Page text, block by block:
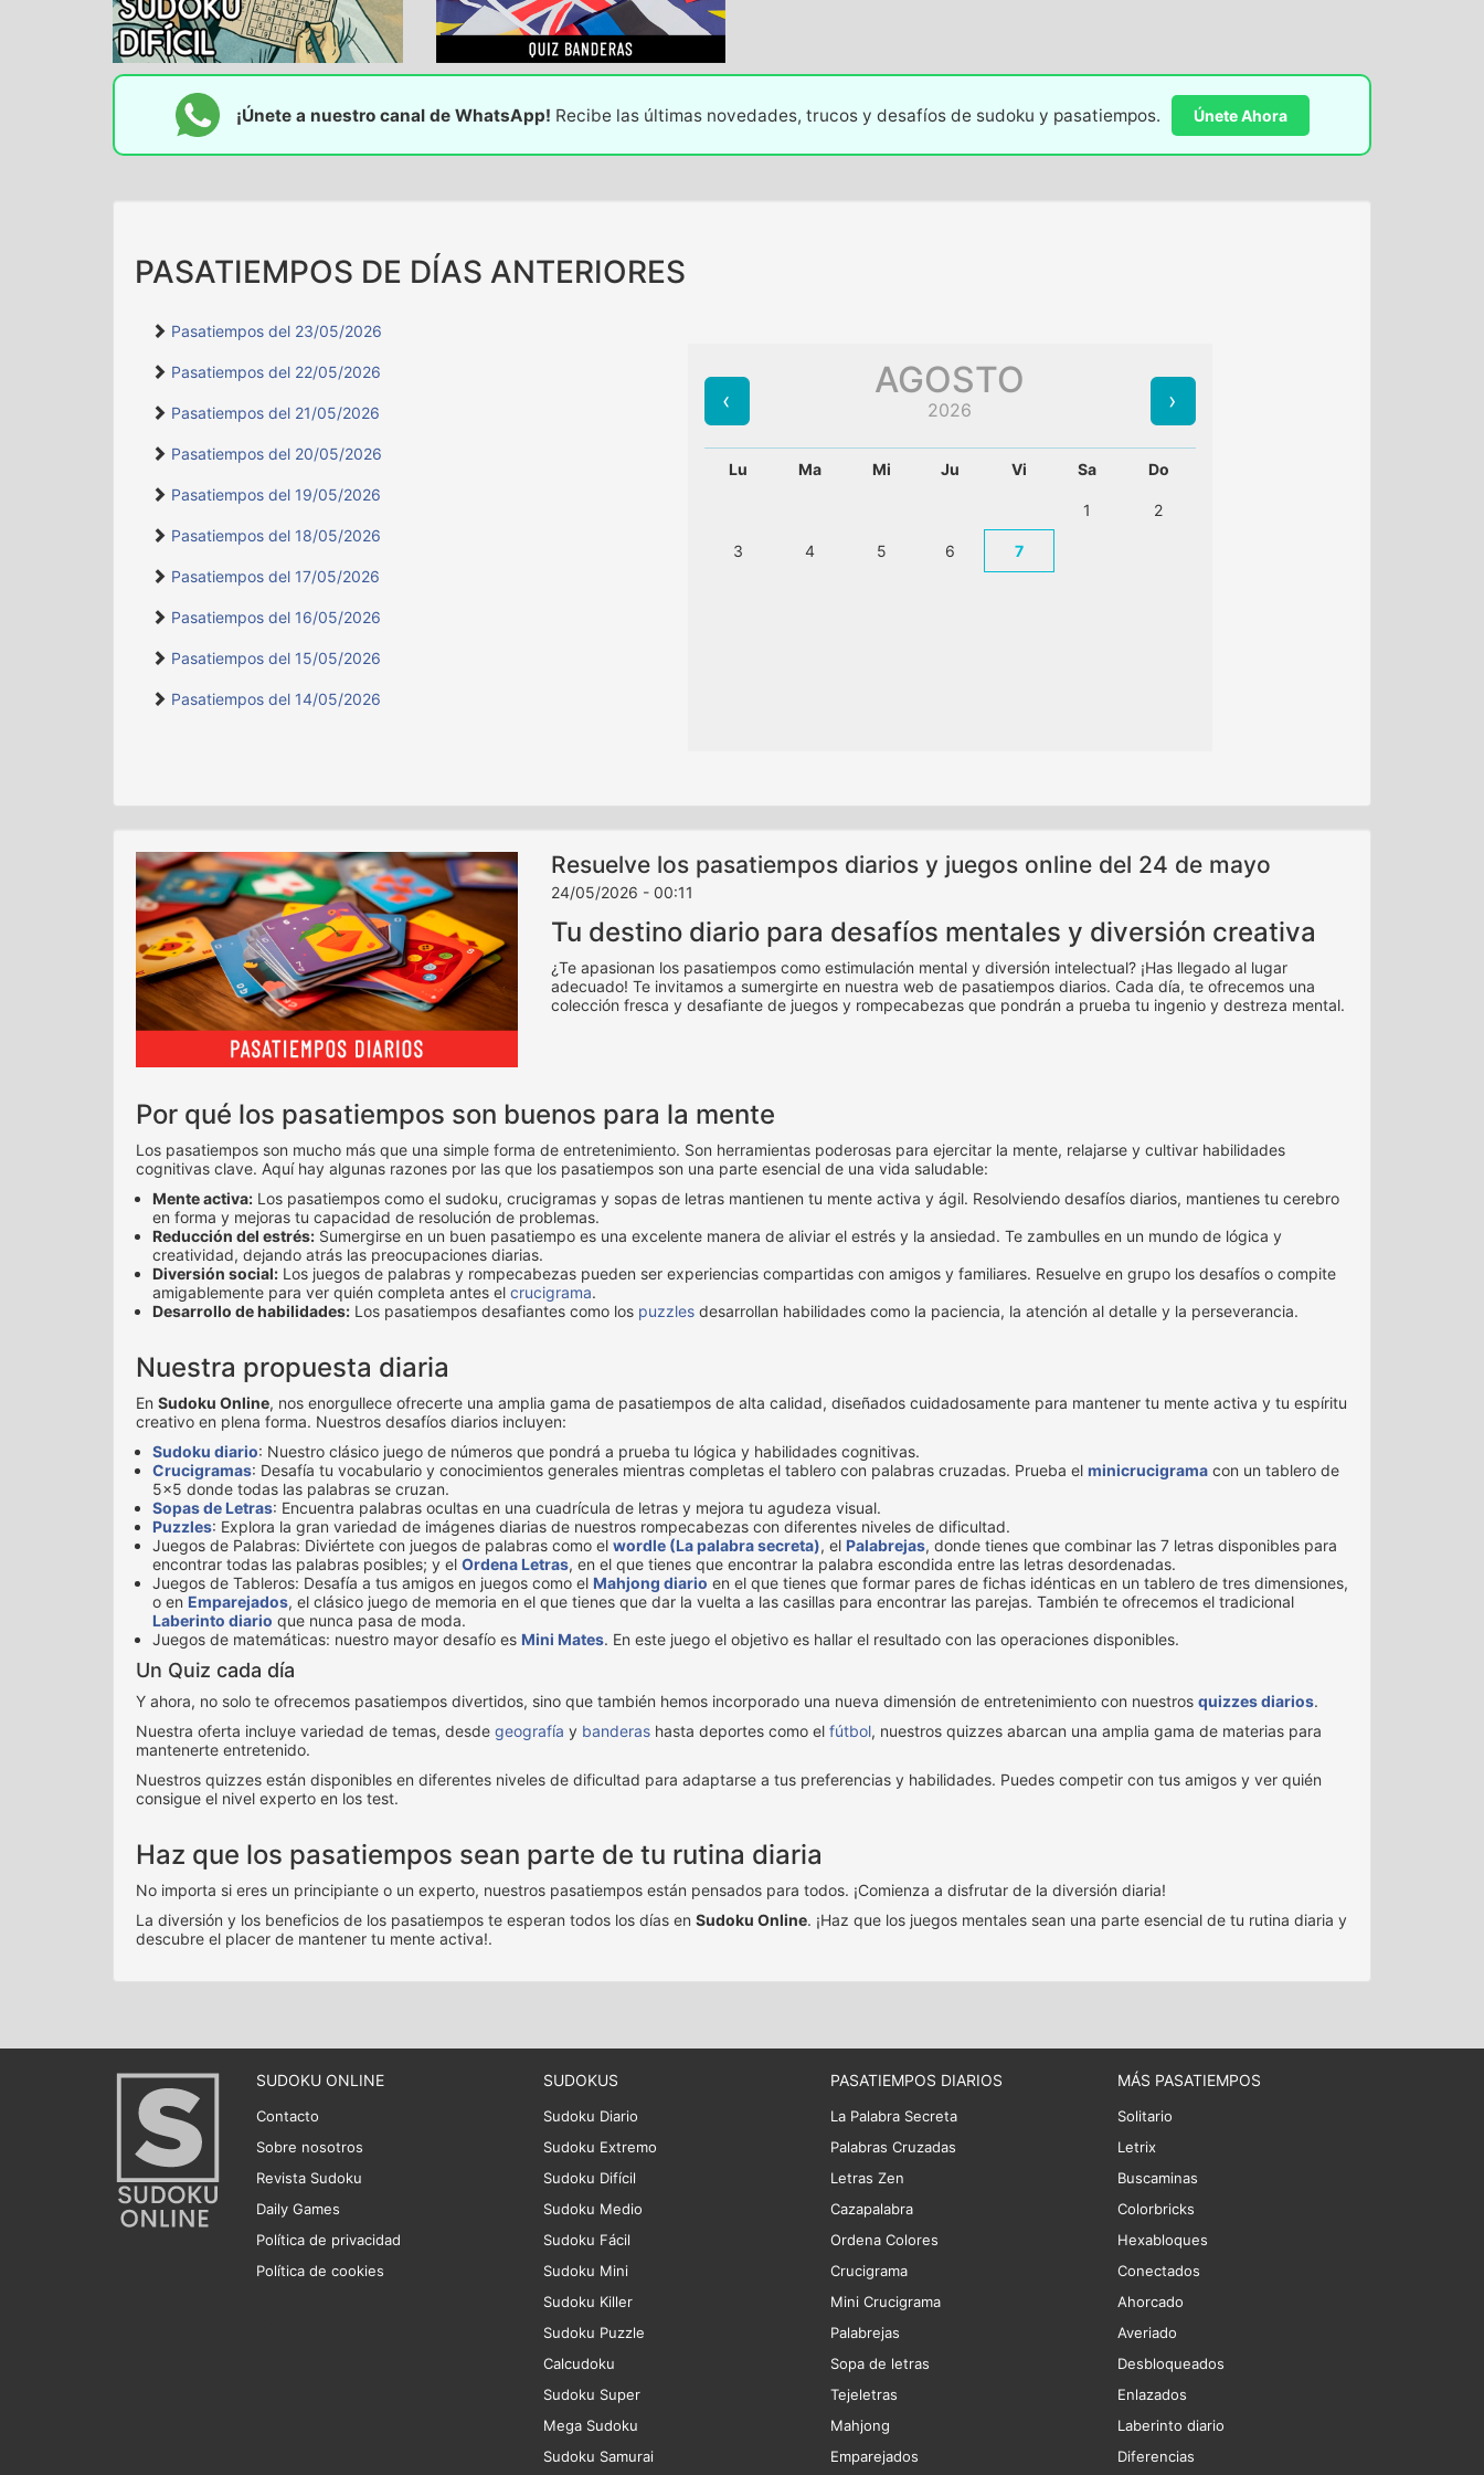
¡Únete a nuestro canal de WhatsApp! Recibe las últimas novedades, trucos y desafíos de sudoku y pasatiempos. Únete Ahora
PASATIEMPOS DE DÍAS ANTERIORES
Pasatiempos del 23/05/2026
Pasatiempos del 22/05/2026
Pasatiempos del 21/05/2026
Pasatiempos del 20/05/2026
Pasatiempos del 19/05/2026
Pasatiempos del 18/05/2026
Pasatiempos del 17/05/2026
Pasatiempos del 16/05/2026
Pasatiempos del 15/05/2026
Pasatiempos del 14/05/2026
AGOSTO
2026
Lu Ma Mi Ju Vi Sa Do
1 2
3 4 5 6 7
Resuelve los pasatiempos diarios y juegos online del 24 de mayo
24/05/2026 - 00:11
Tu destino diario para desafíos mentales y diversión creativa
¿Te apasionan los pasatiempos como estimulación mental y diversión intelectual? ¡Has llegado al lugar
adecuado! Te invitamos a sumergirte en nuestra web de pasatiempos diarios. Cada día, te ofrecemos una
colección fresca y desafiante de juegos y rompecabezas que pondrán a prueba tu ingenio y destreza mental.
Por qué los pasatiempos son buenos para la mente
Los pasatiempos son mucho más que una simple forma de entretenimiento. Son herramientas poderosas para ejercitar la mente, relajarse y cultivar habilidades
cognitivas clave. Aquí hay algunas razones por las que los pasatiempos son una parte esencial de una vida saludable:
Mente activa: Los pasatiempos como el sudoku, crucigramas y sopas de letras mantienen tu mente activa y ágil. Resolviendo desafíos diarios, mantienes tu cerebro
en forma y mejoras tu capacidad de resolución de problemas.
Reducción del estrés: Sumergirse en un buen pasatiempo es una excelente manera de aliviar el estrés y la ansiedad. Te zambulles en un mundo de lógica y
creatividad, dejando atrás las preocupaciones diarias.
Diversión social: Los juegos de palabras y rompecabezas pueden ser experiencias compartidas con amigos y familiares. Resuelve en grupo los desafíos o compite
amigablemente para ver quién completa antes el crucigrama.
Desarrollo de habilidades: Los pasatiempos desafiantes como los puzzles desarrollan habilidades como la paciencia, la atención al detalle y la perseverancia.
Nuestra propuesta diaria
En Sudoku Online, nos enorgullece ofrecerte una amplia gama de pasatiempos de alta calidad, diseñados cuidadosamente para mantener tu mente activa y tu espíritu
creativo en plena forma. Nuestros desafíos diarios incluyen:
Sudoku diario: Nuestro clásico juego de números que pondrá a prueba tu lógica y habilidades cognitivas.
Crucigramas: Desafía tu vocabulario y conocimientos generales mientras completas el tablero con palabras cruzadas. Prueba el minicrucigrama con un tablero de
5x5 donde todas las palabras se cruzan.
Sopas de Letras: Encuentra palabras ocultas en una cuadrícula de letras y mejora tu agudeza visual.
Puzzles: Explora la gran variedad de imágenes diarias de nuestros rompecabezas con diferentes niveles de dificultad.
Juegos de Palabras: Diviértete con juegos de palabras como el wordle (La palabra secreta), el Palabrejas, donde tienes que combinar las 7 letras disponibles para
encontrar todas las palabras posibles; y el Ordena Letras, en el que tienes que encontrar la palabra escondida entre las letras desordenadas.
Juegos de Tableros: Desafía a tus amigos en juegos como el Mahjong diario en el que tienes que formar pares de fichas idénticas en un tablero de tres dimensiones,
o en Emparejados, el clásico juego de memoria en el que tienes que dar la vuelta a las casillas para encontrar las parejas. También te ofrecemos el tradicional
Laberinto diario que nunca pasa de moda.
Juegos de matemáticas: nuestro mayor desafío es Mini Mates. En este juego el objetivo es hallar el resultado con las operaciones disponibles.
Un Quiz cada día
Y ahora, no solo te ofrecemos pasatiempos divertidos, sino que también hemos incorporado una nueva dimensión de entretenimiento con nuestros quizzes diarios.
Nuestra oferta incluye variedad de temas, desde geografía y banderas hasta deportes como el fútbol, nuestros quizzes abarcan una amplia gama de materias para
mantenerte entretenido.
Nuestros quizzes están disponibles en diferentes niveles de dificultad para adaptarse a tus preferencias y habilidades. Puedes competir con tus amigos y ver quién
consigue el nivel experto en los test.
Haz que los pasatiempos sean parte de tu rutina diaria
No importa si eres un principiante o un experto, nuestros pasatiempos están pensados para todos. ¡Comienza a disfrutar de la diversión diaria!
La diversión y los beneficios de los pasatiempos te esperan todos los días en Sudoku Online. ¡Haz que los juegos mentales sean una parte esencial de tu rutina diaria y
descubre el placer de mantener tu mente activa!.
SUDOKU ONLINE
Contacto
Sobre nosotros
Revista Sudoku
Daily Games
Política de privacidad
Política de cookies
SUDOKUS
Sudoku Diario
Sudoku Extremo
Sudoku Difícil
Sudoku Medio
Sudoku Fácil
Sudoku Mini
Sudoku Killer
Sudoku Puzzle
Calcudoku
Sudoku Super
Mega Sudoku
Sudoku Samurai
PASATIEMPOS DIARIOS
La Palabra Secreta
Palabras Cruzadas
Letras Zen
Cazapalabra
Ordena Colores
Crucigrama
Mini Crucigrama
Palabrejas
Sopa de letras
Tejeletras
Mahjong
Emparejados
MÁS PASATIEMPOS
Solitario
Letrix
Buscaminas
Colorbricks
Hexabloques
Conectados
Ahorcado
Averiado
Desbloqueados
Enlazados
Laberinto diario
Diferencias